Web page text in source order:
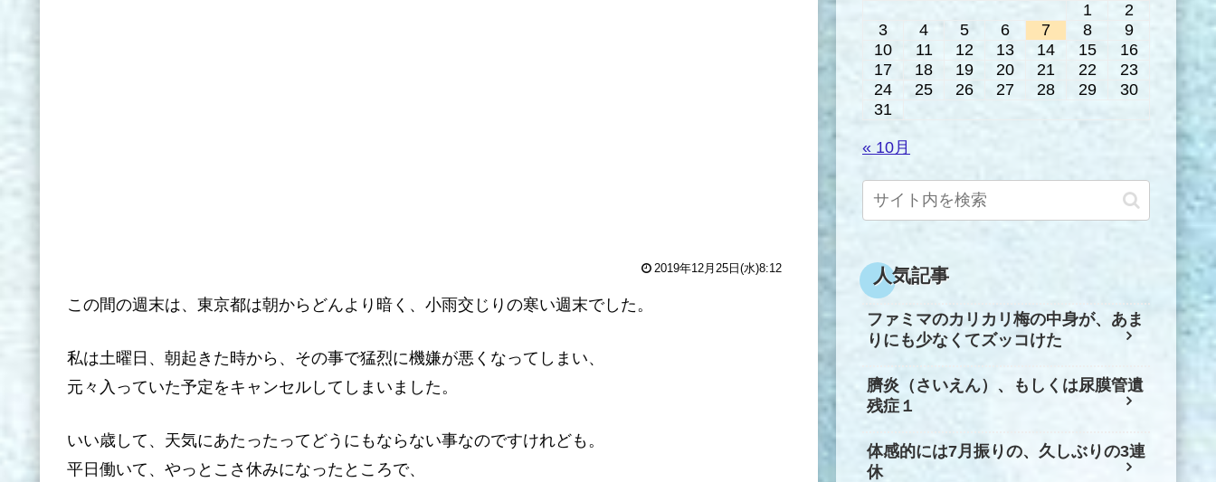
2019年12月25日(水)8:12
この間の週末は、東京都は朝からどんより暗く、小雨交じりの寒い週末でした。
私は土曜日、朝起きた時から、その事で猛烈に機嫌が悪くなってしまい、
元々入っていた予定をキャンセルしてしまいました。
いい歳して、天気にあたったってどうにもならない事なのですけれども。
平日働いて、やっとこさ休みになったところで、
1
2
3
4 5 6 7 8
9
10
11 12 13 14 15
16
17
18 19 20 21 22
23
24
25 26 27 28 29
30
31
« 10月
人気記事
ファミマのカリカリ梅の中身が、あま
りにも少なくてズッコけた
臍炎（さいえん）、もしくは尿膜管遺
残症１
体感的には7月振りの、久しぶりの3連
休